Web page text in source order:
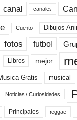
canal canales
Cuento Dibujos
fotos futbol
Libros mejor
Gratis musical
Noticias / Curiosidades
Principales reggae